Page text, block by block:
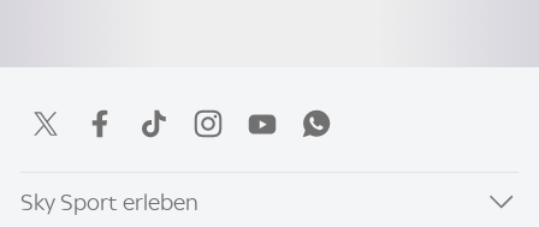
Sky Sport erleben